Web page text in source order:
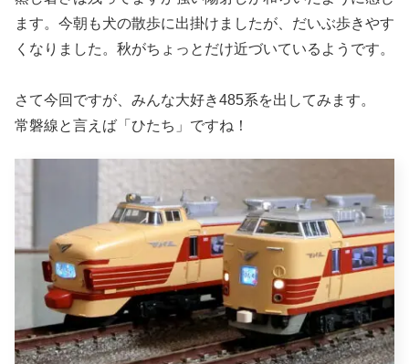
ます。今朝も犬の散歩に出掛けましたが、だいぶ歩きやす
くなりました。秋がちょっとだけ近づいているようです。
さて今回ですが、みんな大好き485系を出してみます。
常磐線と言えば「ひたち」ですね！